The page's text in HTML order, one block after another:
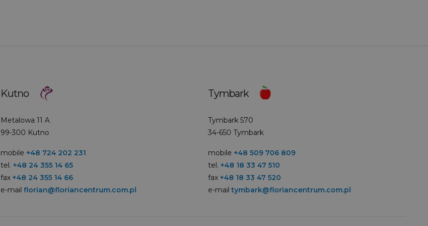
Kutno
Metalowa 11 A
99-300 Kutno
mobile +48 724 202 231
tel. +48 24 355 14 65
fax +48 24 355 14 66
e-mail florian@floriancentrum.com.pl
Tymbark
Tymbark 570
34-650 Tymbark
mobile +48 509 706 809
tel. +48 18 33 47 510
fax +48 18 33 47 520
e-mailtymbark@floriancentrum.com.pl